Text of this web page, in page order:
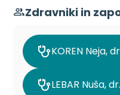
Zdravniki in
KOREN Neja,
LEBAR Nuša,